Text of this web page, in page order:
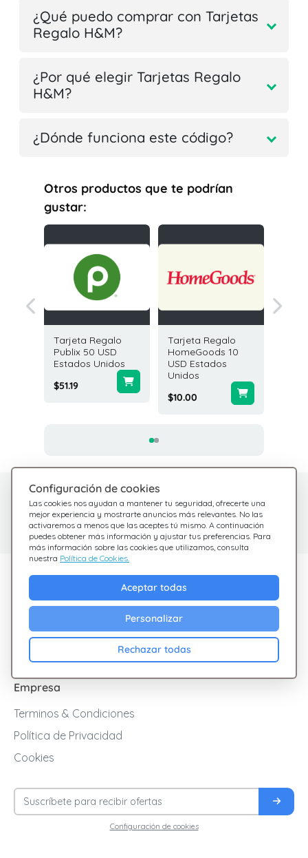
¿Qué puedo comprar con Tarjetas
Regalo H&M?
¿Por qué elegir Tarjetas Regalo
H&M?
¿Dónde funciona este código?
Otros productos que te podrían
gustar:
Tarjeta Regalo
Publix 50 USD
Estados Unidos
$51.19
Tarjeta Regalo
HomeGoods 10
USD Estados
Unidos
$10.00
Configuración de cookies
Las cookies nos ayudan a mantener tu seguridad, ofrecerte una
mejor experiencia y mostrarte anuncios más relevantes. No las
activaremos a menos que las aceptes tú mismo. A continuación
puedes obtener más información y ajustar tus preferencias. Para
más información sobre las cookies que utilizamos, consulta
nuestra Política de Cookies.
Aceptar todas
Personalizar
Rechazar todas
¿Tienes dudas?
Estamos aquí para
ayudarte
Consulta nuestras
preguntas frecuentes
Descubre Giftsy
Ofertas
Cashback
Empresa
Terminos & Condiciones
Política de Privacidad
Cookies
Configuración de cookies